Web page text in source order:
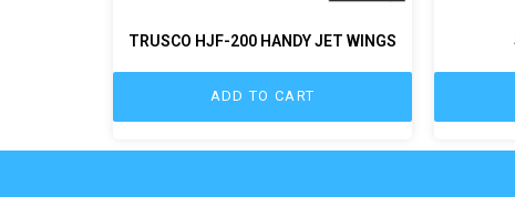
TRUSCO HJF-200 HANDY JET WINGS
ADD TO CART